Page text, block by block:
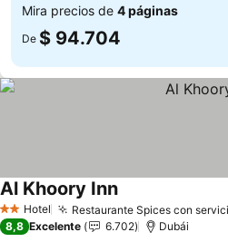
Mira precios de 4 páginas
De $ 94.704
2 Estrellas
Hotel Restaurante Spices con
Al Khoory InnVer precios
8,8 Excelente 6.702 Dubái